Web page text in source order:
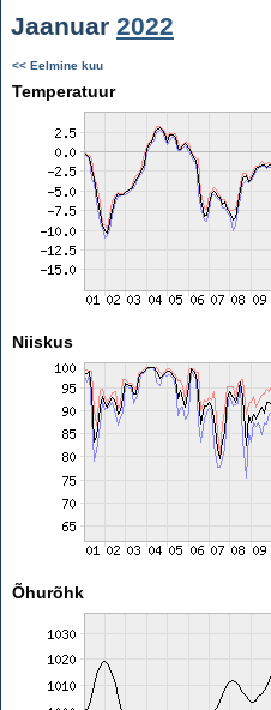
Jaanuar 2022
<< Eelmine kuu
Temperatuur
Niiskus
Õhurõhk